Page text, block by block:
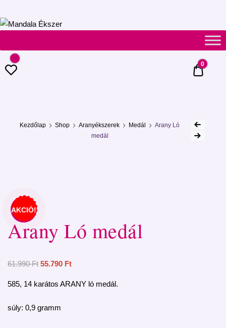
Mandala
Ékszer
0 Ft
0
Kezdőlap Shop Aranyékszerek Medál
Arany Ló
medál
AKCIÓ!
Arany Ló medál
61.990Ft 55.790 Ft
585, 14 karátos ARANY ló medál.
súly: 0,9 gramm